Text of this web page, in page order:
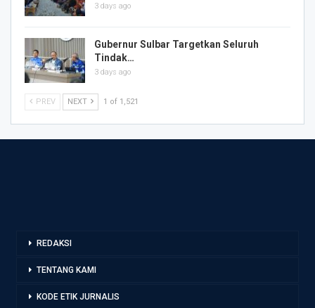
3 days ago
Gubernur Sulbar Targetkan Seluruh
Tindak…
3 days ago
PREV NEXT 1 of 1,521
REDAKSI
TENTANG KAMI
KODE ETIK JURNALIS